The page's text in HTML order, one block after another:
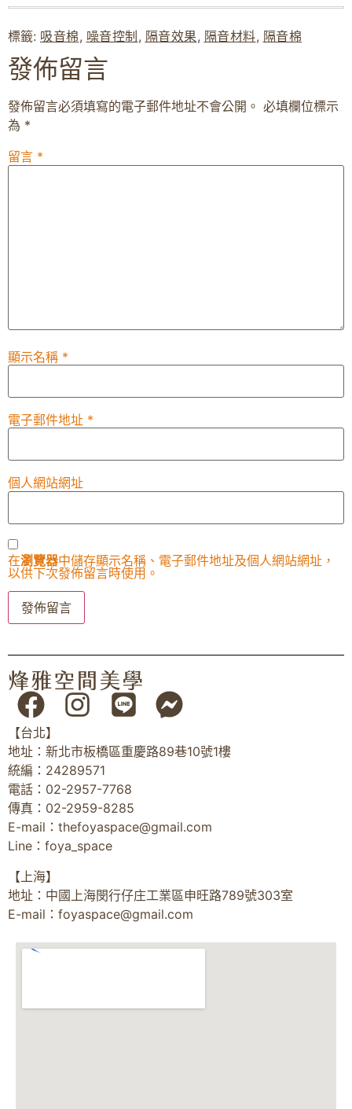
標籤: 吸音棉, 噪音控制 , 隔音效果, 隔音材料, 隔音棉
發佈留言
發佈留言必須填寫的電子郵件地址不會公開。 必填欄位標示
為 *
留言 *
顯示名稱 *
電子郵件地址 *
個人網站網址
在瀏覽器中儲存顯示名稱、電子郵件地址及個人網站網址，
以供下次發佈留言時使用。
【台北】
地址：新北市板橋區重慶路89巷10號1樓
統編：24289571
電話：02-2957-7768
傳真：02-2959-8285
E-mail： thefoyaspace@gmail.com
Line：foya_space
【上海】
地址：中國上海閔行仔庄工業區申旺路789號303室
E-mail： foyaspace@gmail.com